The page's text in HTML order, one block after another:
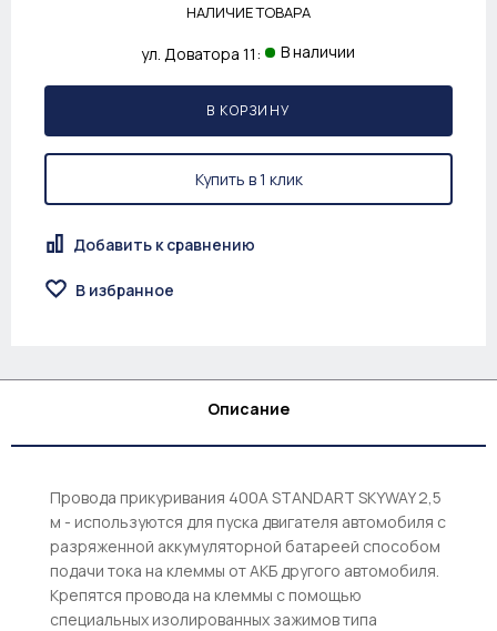
НАЛИЧИЕ ТОВАРА
ул. Доватора 11: В наличии
В КОРЗИНУ
Купить в 1 клик
Добавить к сравнению
В избранное
Описание
Провода прикуривания 400А STANDART SKYWAY 2,5
м - используются для пуска двигателя автомобиля с
разряженной аккумуляторной батареей способом
подачи тока на клеммы от АКБ другого автомобиля.
Крепятся провода на клеммы с помощью
специальных изолированных зажимов типа